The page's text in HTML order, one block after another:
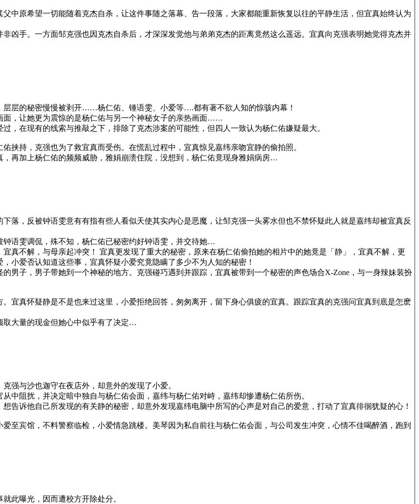
中原希望一切能随着克杰自杀，让这件事随之落幕、告一段落，大家都能重新恢复以往的平静生活，但宜真始终认为
凶手。一方面邹克强也因克杰自杀后，才深深发觉他与弟弟克杰的距离竟然这么遥远。宜真向克强表明她觉得克杰并
层的秘密慢慢被剥开……杨仁佑、锺语雯、小爱等….都有著不欲人知的惊骇内幕！
，让她更为震惊的是杨仁佑与另一个神秘女子的亲热画面……
，在现有的线索与推敲之下，排除了克杰涉案的可能性，但四人一致认为杨仁佑嫌疑最大。
挟持，克强也为了救宜真而受伤。在慌乱过程中，宜真惊见嘉纬亲吻宜静的偷拍照。
再加上杨仁佑的频频威胁，雅娟崩溃住院，没想到，杨仁佑竟现身雅娟病房…
落，反被钟语雯意有有指有些人看似天使其实内心是恶魔，让邹克强一头雾水但也不禁怀疑此人就是嘉纬却被宜真反
语雯调侃，殊不知，杨仁佑已秘密约好钟语雯，并交待她…
真不解，与母亲起冲突！ 宜真更发现了重大的秘密，原来在杨仁佑偷拍她的相片中的她竟是「静」，宜真不解，更
小爱否认知道这些事，宜真怀疑小爱究竟隐瞒了多少不为人知的秘密！
男子，男子带她到一个神秘的地方。克强碰巧遇到并跟踪，宜真被带到一个秘密的声色场合X-Zone，与一身辣妹装扮
宜真怀疑静是不是也来过这里，小爱拒绝回答，匆匆离开，留下身心俱疲的宜真。跟踪宜真的克强问宜真到底是怎麽
大量的现金但她心中似乎有了决定…
强与沙也迦守在夜店外，却意外的发现了小爱。
中阻扰，并决定暗中独自与杨仁佑会面，嘉纬与杨仁佑对峙，嘉纬却惨遭杨仁佑所伤。
告诉他自己所发现的有关静的秘密，却意外发现嘉纬电脑中所写的心声是对自己的爱意，打动了宜真徘徊犹疑的心！
至宾馆，不料警察临检，小爱情急跳楼。美琴因为私自前往与杨仁佑会面，与公司发生冲突，心情不佳喝醉酒，跑到
此曝光，因而遭校方开除处分。